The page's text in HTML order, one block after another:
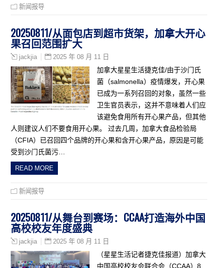
新闻报导
20250811/从面包店到超市货架，加拿大开心
果召回范围扩大
jackjia 2025 年 08 月 11 日
加拿大星星生活捷克佳/由于沙门氏
菌（salmonella）疫情爆发，开心果
已成为一系列召回的对象，虽然一些
卫生官员表示，这并不意味着人们应
该避免食用所有开心果产品，但其他
人则建议人们不要食用开心果。 过去几周，加拿大食品检验局
（CFIA）已召回四个品牌的开心果和含开心果产品，原因是可能
受到沙门氏菌污…
READ MORE
新闻报导
20250811/从舞台到赛场：CCAA打造海外中国
高校校友年度盛典
jackjia 2025 年 08 月 11 日
（星星生活记者捷克佳报道）加拿大
中国高校校友会联合会（CCAA）8